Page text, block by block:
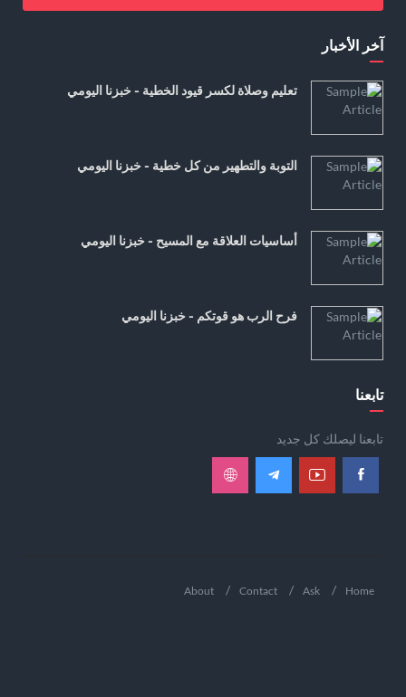
آخر الأخبار
تعليم وصلاة لكسر قيود الخطية - خبزنا اليومي
التوبة والتطهير من كل خطية - خبزنا اليومي
أساسيات العلاقة مع المسيح - خبزنا اليومي
فرح الرب هو قوتكم - خبزنا اليومي
تابعنا
تابعنا ليصلك كل جديد
Home
Ask
Contact
About